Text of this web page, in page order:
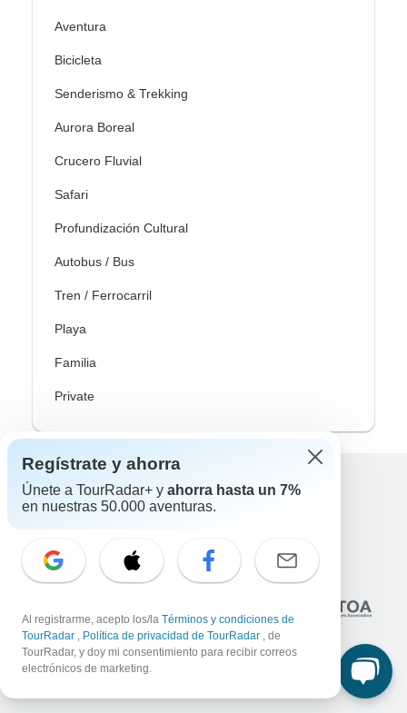
Aventura
Bicicleta
Senderismo & Trekking
Aurora Boreal
Crucero Fluvial
Safari
Profundización Cultural
Autobus / Bus
Tren / Ferrocarril
Playa
Familia
Private
Excellent
Asociado a
Regístrate y ahorra
Únete a TourRadar+ y ahorra hasta un 7%
en nuestras 50.000 aventuras.
Al registrarme, acepto los/la Términos y condiciones de
TourRadar , Política de privacidad de TourRadar , de
TourRadar, y doy mi consentimiento para recibir correos
electrónicos de marketing.